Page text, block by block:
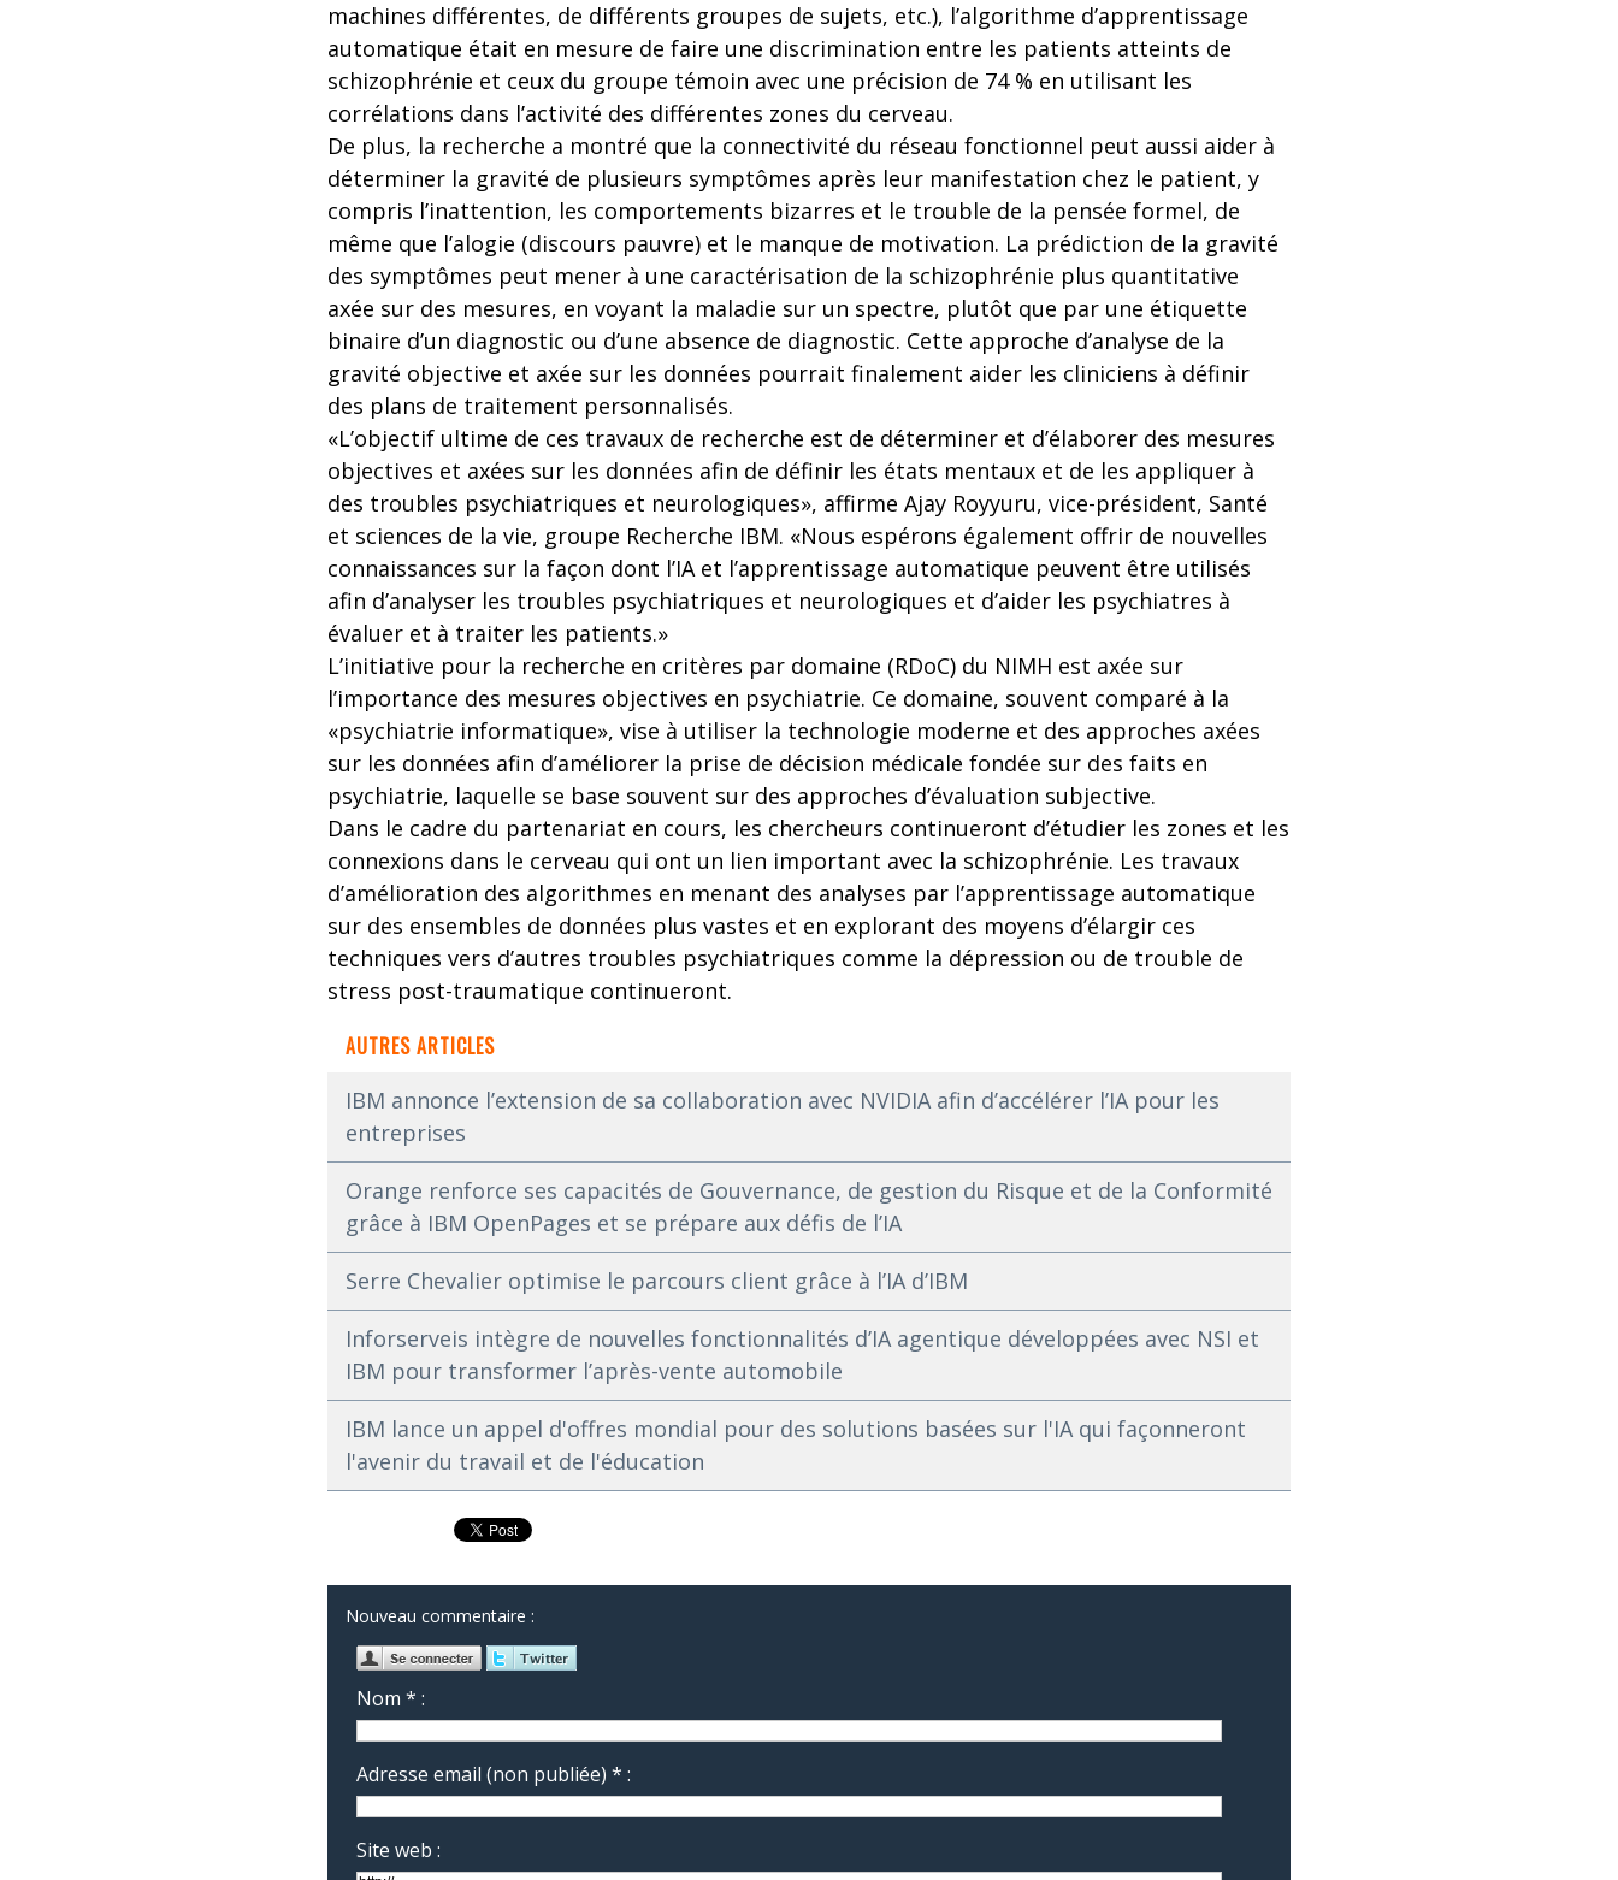
machines différentes, de différents groupes de sujets, etc.), l’algorithme d’apprentissage
automatique était en mesure de faire une discrimination entre les patients atteints de
schizophrénie et ceux du groupe témoin avec une précision de 74 % en utilisant les
corrélations dans l’activité des différentes zones du cerveau.
De plus, la recherche a montré que la connectivité du réseau fonctionnel peut aussi aider à
déterminer la gravité de plusieurs symptômes après leur manifestation chez le patient, y
compris l’inattention, les comportements bizarres et le trouble de la pensée formel, de
même que l’alogie (discours pauvre) et le manque de motivation. La prédiction de la gravité
des symptômes peut mener à une caractérisation de la schizophrénie plus quantitative
axée sur des mesures, en voyant la maladie sur un spectre, plutôt que par une étiquette
binaire d’un diagnostic ou d’une absence de diagnostic. Cette approche d’analyse de la
gravité objective et axée sur les données pourrait finalement aider les cliniciens à définir
des plans de traitement personnalisés.
«L’objectif ultime de ces travaux de recherche est de déterminer et d’élaborer des mesures
objectives et axées sur les données afin de définir les états mentaux et de les appliquer à
des troubles psychiatriques et neurologiques», affirme Ajay Royyuru, vice-président, Santé
et sciences de la vie, groupe Recherche IBM. «Nous espérons également offrir de nouvelles
connaissances sur la façon dont l’IA et l’apprentissage automatique peuvent être utilisés
afin d’analyser les troubles psychiatriques et neurologiques et d’aider les psychiatres à
évaluer et à traiter les patients.»
L’initiative pour la recherche en critères par domaine (RDoC) du NIMH est axée sur
l’importance des mesures objectives en psychiatrie. Ce domaine, souvent comparé à la
«psychiatrie informatique», vise à utiliser la technologie moderne et des approches axées
sur les données afin d’améliorer la prise de décision médicale fondée sur des faits en
psychiatrie, laquelle se base souvent sur des approches d’évaluation subjective.
Dans le cadre du partenariat en cours, les chercheurs continueront d’étudier les zones et les
connexions dans le cerveau qui ont un lien important avec la schizophrénie. Les travaux
d’amélioration des algorithmes en menant des analyses par l’apprentissage automatique
sur des ensembles de données plus vastes et en explorant des moyens d’élargir ces
techniques vers d’autres troubles psychiatriques comme la dépression ou de trouble de
stress post-traumatique continueront.
AUTRES ARTICLES
IBM annonce l’extension de sa collaboration avec NVIDIA afin d’accélérer l’IA pour les
entreprises
Orange renforce ses capacités de Gouvernance, de gestion du Risque et de la Conformité
grâce à IBM OpenPages et se prépare aux défis de l’IA
Serre Chevalier optimise le parcours client grâce à l’IA d’IBM
Inforserveis intègre de nouvelles fonctionnalités d’IA agentique développées avec NSI et
IBM pour transformer l’après-vente automobile
IBM lance un appel d'offres mondial pour des solutions basées sur l'IA qui façonneront
l'avenir du travail et de l'éducation
Nouveau commentaire :
Nom * :
Adresse email (non publiée) * :
Site web :